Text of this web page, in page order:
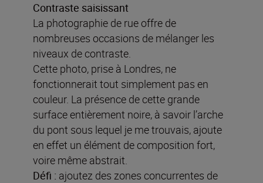
Contraste saisissant
La photographie de rue offre de
nombreuses occasions de mélanger les
niveaux de contraste.
Cette photo, prise à Londres, ne
fonctionnerait tout simplement pas en
couleur. La présence de cette grande
surface entièrement noire, à savoir l’arche
du pont sous lequel je me trouvais, ajoute
en effet un élément de composition fort,
voire même abstrait.
Défi : ajoutez des zones concurrentes de